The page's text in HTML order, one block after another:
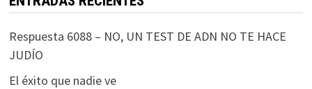
Respuesta 6088 – NO, UN TEST DE ADN NO TE HACE
JUDÍO
El éxito que nadie ve